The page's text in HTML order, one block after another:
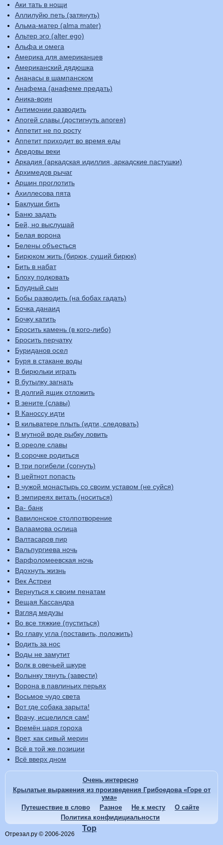
Аки тать в нощи
Аллилуйю петь (затянуть)
Альма-матер (alma mater)
Альтер эго (alter ego)
Альфа и омега
Америка для американцев
Американский дядюшка
Ананасы в шампанском
Анафема (анафеме предать)
Аника-воин
Антимонии разводить
Апогей славы (достигнуть апогея)
Аппетит не по росту
Аппетит приходит во время еды
Аредовы веки
Аркадия (аркадская идиллия, аркадские пастушки)
Архимедов рычаг
Аршин проглотить
Ахиллесова пята
Баклуши бить
Баню задать
Бей, но выслушай
Белая ворона
Белены объесться
Бирюком жить (бирюк, сущий бирюк)
Бить в набат
Блоху подковать
Блудный сын
Бобы разводить (на бобах гадать)
Бочка данаид
Бочку катить
Бросить камень (в кого-либо)
Бросить перчатку
Буриданов осел
Буря в стакане воды
В бирюльки играть
В бутылку загнать
В долгий ящик отложить
В зените (славы)
В Каноссу идти
В кильватере плыть (идти, следовать)
В мутной воде рыбку ловить
В ореоле славы
В сорочке родиться
В три погибели (согнуть)
В цейтнот попасть
В чужой монастырь со своим уставом (не суйся)
В эмпиреях витать (носиться)
Ва- банк
Вавилонское столпотворение
Валаамова ослица
Валтасаров пир
Вальпургиева ночь
Варфоломеевская ночь
Вдохнуть жизнь
Век Астреи
Вернуться к своим пенатам
Вещая Кассандра
Взгляд медузы
Во все тяжкие (пуститься)
Во главу угла (поставить, положить)
Водить за нос
Воды не замутит
Волк в овечьей шкуре
Волынку тянуть (завести)
Ворона в павлиньих перьях
Восьмое чудо света
Вот где собака зарыта!
Врачу, исцелился сам!
Времён царя гороха
Врет, как сивый мерин
Всё в той же позиции
Всё вверх дном
Очень интересно
Крылатые выражения из произведения Грибоедова «Горе от
ума»
Путешествие в слово
Разное Не к месту
О сайте
Политика конфидициальности
Отрезал.ру © 2006-2026
Top